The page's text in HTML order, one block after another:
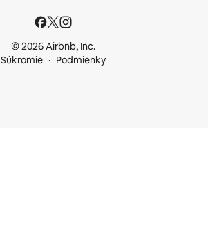
© 2026 Airbnb, Inc.
Súkromie
Podmienky